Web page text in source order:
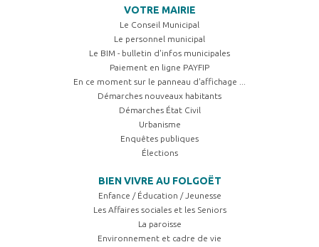
VOTRE MAIRIE
Le Conseil Municipal
Le personnel municipal
Le BIM - bulletin d'infos municipales
Paiement en ligne PAYFIP
En ce moment sur le panneau d'affichage ...
Démarches nouveaux habitants
Démarches État Civil
Urbanisme
Enquêtes publiques
Élections
BIEN VIVRE AU FOLGOËT
Enfance / Éducation / Jeunesse
Les Affaires sociales et les Seniors
La paroisse
Environnement et cadre de vie